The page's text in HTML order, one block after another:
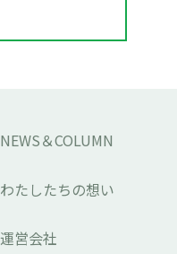
NEWS＆COLUMN
わたしたちの想い
運営会社